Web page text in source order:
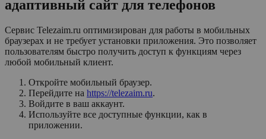
адаптивный сайт для телефонов
Сервис Telezaim.ru оптимизирован для работы в мобильных
браузерах и не требует установки приложения. Это позволяет
пользователям быстро получить доступ к функциям через
любой мобильный клиент.
Откройте мобильный браузер.
Перейдите на https://telezaim.ru.
Войдите в ваш аккаунт.
Используйте все доступные функции, как в
приложении.